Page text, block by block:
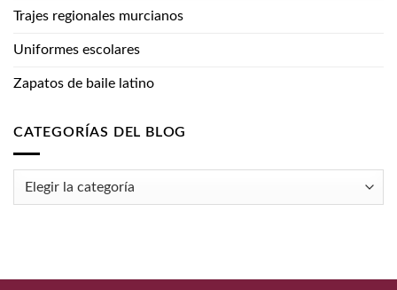
Trajes regionales murcianos
Uniformes escolares
Zapatos de baile latino
CATEGORÍAS DEL BLOG
Categorías